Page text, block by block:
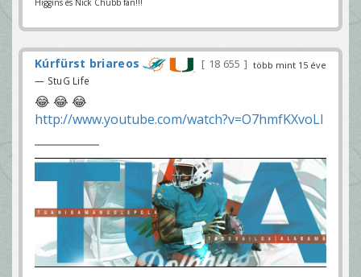
Higgins és Nick Chubb fan!!!
több mint 15 éve
Kúrfürst briareos 18 655
— StuG Life
😂 😂 😂
http://www.youtube.com/watch?v=O7hmfKXvoLI